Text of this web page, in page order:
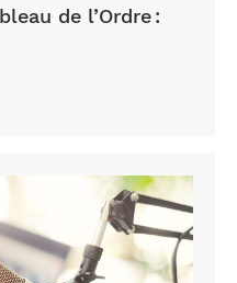
de l’Ordre :